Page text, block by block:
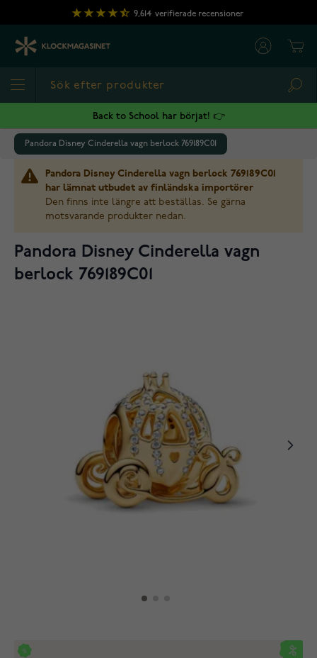
Hoppa till innehållet
9,614 verifierade recensioner
Back to School har börjat! 👉
Pandora Disney Cinderella vagn berlock 769189C01
Pandora Disney Cinderella vagn berlock 769189C01
har lämnat utbudet av finländska importörer
Den finns inte längre att beställas. Se gärna
motsvarande produkter nedan.
Pandora Disney Cinderella vagn
berlock 769189C01